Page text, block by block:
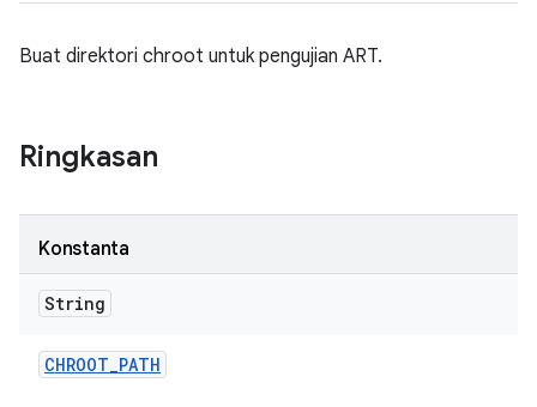
Buat direktori chroot untuk pengujian ART.
Ringkasan
Konstanta
String
CHROOT_PATH